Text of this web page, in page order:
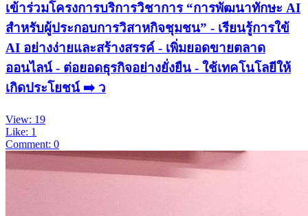
เข้าร่วมโครงการบริการวิชาการ “การพัฒนาทักษะ AI
สำหรับผู้ประกอบการวิสาหกิจชุมชน” - เรียนรู้การใข้
AI อย่างง่ายและสร้างสรรค์ - เพิ่มยอดขายตลาด
ออนไลน์ - ต่อยอดธุรกิจอย่างยั่งยืน - ใช้เทคโนโลยีให้
เกิดประโยชน์ ➡️ ว
View: 19
Like: 1
Comment: 0